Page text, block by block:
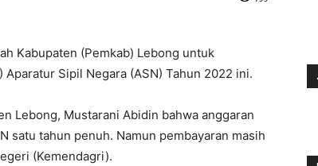
Kabupaten (Pemkab) Lebong untuk
Sipil Negara (ASN) Tahun 2022 ini.
Lebong, Mustarani Abidin bahwa anggaran
satu tahun penuh. Namun pembayaran masih
(Kemendagri).